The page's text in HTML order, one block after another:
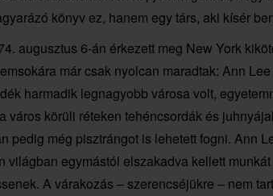
könyv ez, hanem egy társ, aki kísér
augusztus 6-án érkezett meg New York
már csak nyolcan maradtak: Ann
harmadik legnagyobb városa volt,
város körüli réteken tehéncsordák és
pedig még pisztrángot is lehetett fogni. Ann
világban egymástól elszakadva kellett
A várakozás – szerencséjükre – nem